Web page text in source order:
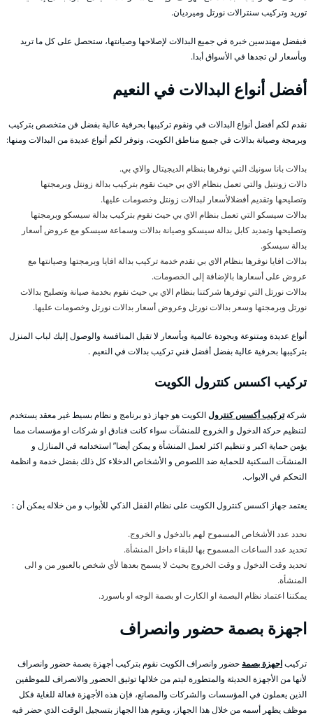
توريد وتركيب سنترالات نورتل وميرديان.
فبفضل مهندسين خبرة في جميع البدالات لإصلاحها وصيانتها، ستحصل على كل ما تريد
وبأسعار لن تجدها في الأسواق أبدا.
أفضل أنواع البدالات في النعيم
نقدم لكم أفضل أنواع البدالات في ونقوم تركيبها بحرفية عالية بفضل فن متخصص بتركيب
وبرمجة وصيانة بدالات في جميع مناطق الكويت، ونوفر لكم أنواع عديدة من البدالات ومنها:
بدالات بانا سونيك التي نوفرها بنظام الديجيتال والاي بي.
دالات زونتيل والتي تعمل بنظام الاي بي حيث نقوم بتركيب بدالة زونتل وبرمجتها
وتصليحها وتقديم أفضلالأسعار لبدالات زونتل وخصومات عليها.
بدالات سيسكو التي تعمل بنظام الاي بي حيث نقوم بتركيب بدالة سيسكو وبرمجتها
وتصليحها وتمديد كابل بدالة سيسكو وصيانة بدالات وسماعة سيسكو مع عروض أسعار
بدالة سيسكو.
بدالات افايا نوفرها بنظام الاي بي نقدم خدمة تركيب بدالة افايا وبرمجتها وصيانتها مع
عروض على أسعارها بالإضافة إلى الخصومات.
بدالات نورتل التي توفرها شركتنا بنظام الاي بي حيث نقوم بخدمة صيانة وتصليح بدالات
نورتل وبرمجتها وسعر بدالات نورتل وعروض أسعار بدالات نورتل وخصومات عليها.
أنواع عديدة ومتنوعة وبجودة عالمية وبأسعار لا تقبل المنافسة والوصول إليك لباب المنزل
بتركيبها بحرفية عالية بفضل أفضل فني تركيب بدالات في النعيم .
تركيب اكسس كنترول الكويت
شركةتركيب أكسس كنترولالكويت هو جهاز ذو برنامج و نظام بسيط غير معقد يستخدم
لتنظيم حركة الدخول و الخروج للمنشآت سواء كانت فنادق او شركات او مؤسسات مما
يؤمن حماية اكبر و تنظيم اكثر لعمل المنشأة و يمكن أيضا” استخدامه في المنازل و
المنشآت السكنية للحماية ضد اللصوص و الأشخاص الدخلاء كل ذلك بفضل خدمة و انظمة
التحكم في الابواب.
يعتمد جهاز اكسس كنترول الكويت على نظام القفل الذكي للأبواب و من خلاله يمكن أن :
نحدد عدد الأشخاص المسموح لهم بالدخول و الخروج.
تحديد عدد الساعات المسموح بها للبقاء داخل المنشأة.
تحديد وقت الدخول و وقت الخروج بحيث لا يسمح بعدها لأي شخص بالعبور من و الى
المنشأة.
يمكننا اعتماد نظام البصمة او الكارت او بصمة الوجه او باسورد.
اجهزة بصمة حضور وانصراف
تركيباجهزة بصمة حضور وانصراف الكويت نقوم بتركيب أجهزة بصمة حضور وانصراف
لأنها من الأجهزة الحديثة والمتطورة ليتم من خلالها توثيق الحضور والانصراف للموظفين
الذين يعملون في المؤسسات والشركات والمصانع، فإن هذه الأجهزة فعالة للغاية فكل
موظف يظهر أسمه من خلال هذا الجهاز، ويقوم هذا الجهاز بتسجيل الوقت الذي حضر فيه